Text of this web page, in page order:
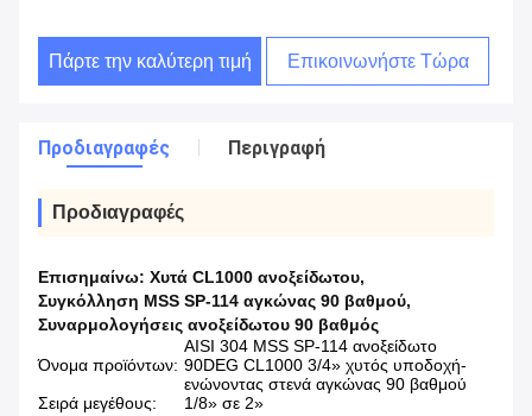
Πάρτε την καλύτερη τιμή Επικοινωνήστε Τώρα
Προδιαγραφές Περιγραφή
Προδιαγραφές
Επισημαίνω: Χυτά CL1000 ανοξείδωτου,
Συγκόλληση MSS SP-114 αγκώνας 90 βαθμού,
Συναρμολογήσεις ανοξείδωτου 90 βαθμός
Όνομα προϊόντων:
AISI 304 MSS SP-114 ανοξείδωτο
90DEG CL1000 3/4» χυτός υποδοχή-
ενώνοντας στενά αγκώνας 90 βαθμού
Σειρά μεγέθους:
1/8» σε 2»